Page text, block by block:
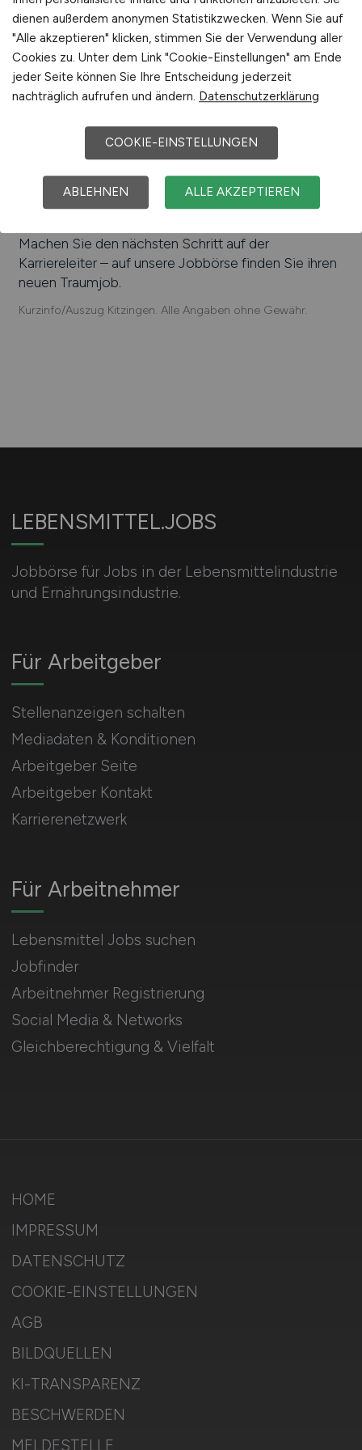
Verpackung
Vertrieb
Sonstige
Beliebte Arbeitgeber inKitzingen, die attraktive
Jobangebote bieten:Leoni Bordnetz-Systeme
GmbH, Klinik Kitzinger Land, GEA Brewery Systems
GmbH, Franken Guss GmbH & Co. KG, Mengler
GmbH, Extruform GmbH, F.S. Fehrer Automotive
Einfach online aktuelle Stellenangebote in
und Umgebung suchen. Informieren Sie sich auf
unserem Stellenmarkt über Jobangebote und
Karriereperspektiven in Kitzingen
Machen Sie den nächsten Schritt auf der
Karriereleiter – auf unsere Jobbörse finden Sie ihren
neuen Traumjob.
Kurzinfo/Auszug Kitzingen. Alle Angaben ohne Gewähr.
LEBENSMITTEL.JOBS
Jobbörse für Jobs in der Lebensmittelindustrie
und Ernährungsindustrie.
Für Arbeitnehmer
Lebensmittel Jobs suchen
Jobfinder
Arbeitnehmer Registrierung
Social Media & Networks
Gleichberechtigung & Vielfalt
Für Arbeitgeber
Stellenanzeigen schalten
Mediadaten & Konditionen
Arbeitgeber Seite
Arbeitgeber Kontakt
Karrierenetzwerk
HOME
IMPRESSUM
DATENSCHUTZ
COOKIE-EINSTELLUNGEN
AGB
BILDQUELLEN
KI-TRANSPARENZ
BESCHWERDEN
MELDESTELLE
dienen außerdem anonymen Statistikzwecken. Wenn Sie auf
"Alle akzeptieren" klicken, stimmen Sie der Verwendung aller
Cookies zu. Unter dem Link "Cookie-Einstellungen" am Ende
jeder Seite können Sie Ihre Entscheidung jederzeit
nachträglich aufrufen und ändern. Datenschutzerklärung
COOKIE-EINSTELLUNGEN
ABLEHNEN ALLE AKZEPTIEREN